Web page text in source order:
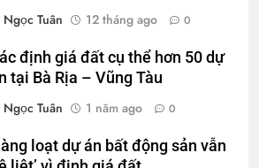
Ngọc Tuân
12 tháng ago 0
định giá đất cụ thể hơn 50 dự
tại Bà Rịa – Vũng Tàu
Ngọc Tuân
1 năm ago 0
loạt dự án bất động sản vẫn